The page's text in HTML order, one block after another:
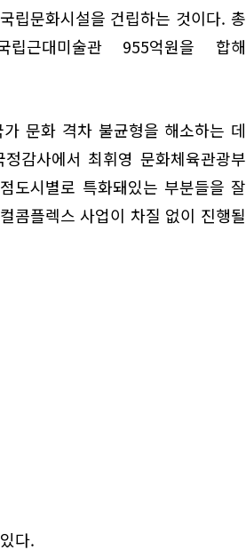
립문화시설을 건립하는 것이다. 총
립근대미술관 955억원을 합해
문화 격차 불균형을 해소하는 데
감사에서 최휘영 문화체육관광부
도시별로 특화돼있는 부분들을 잘
콤플렉스 사업이 차질 없이 진행될
다.